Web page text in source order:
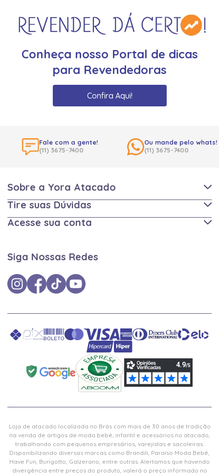
Conheça nosso Portal de dicas
para Revendedoras
Confira Aqui!
Fale com a gente!
(11) 3675-7400
Ou mande pelo whats!
(11) 3675-7400
Sobre a Yora Atacado
Tire suas Dúvidas
Acesse sua conta
Siga Nossas Redes
Loja de atacado localizada no Brás com mais de 30 anos de tradição
na venda de artigos de moda bebê, infantil e acessórios no atacado,
trabalhando com pequenos empresários, varejistas e sacoleiras.
Disponibilizando diversas marcas como Brandili, Paraíso Moda Bebê,
Have Fun, Burigotto, Galzerano, entre outras. Alertamos que havendo
divergência entre preços do produto, valerá o preço informado no